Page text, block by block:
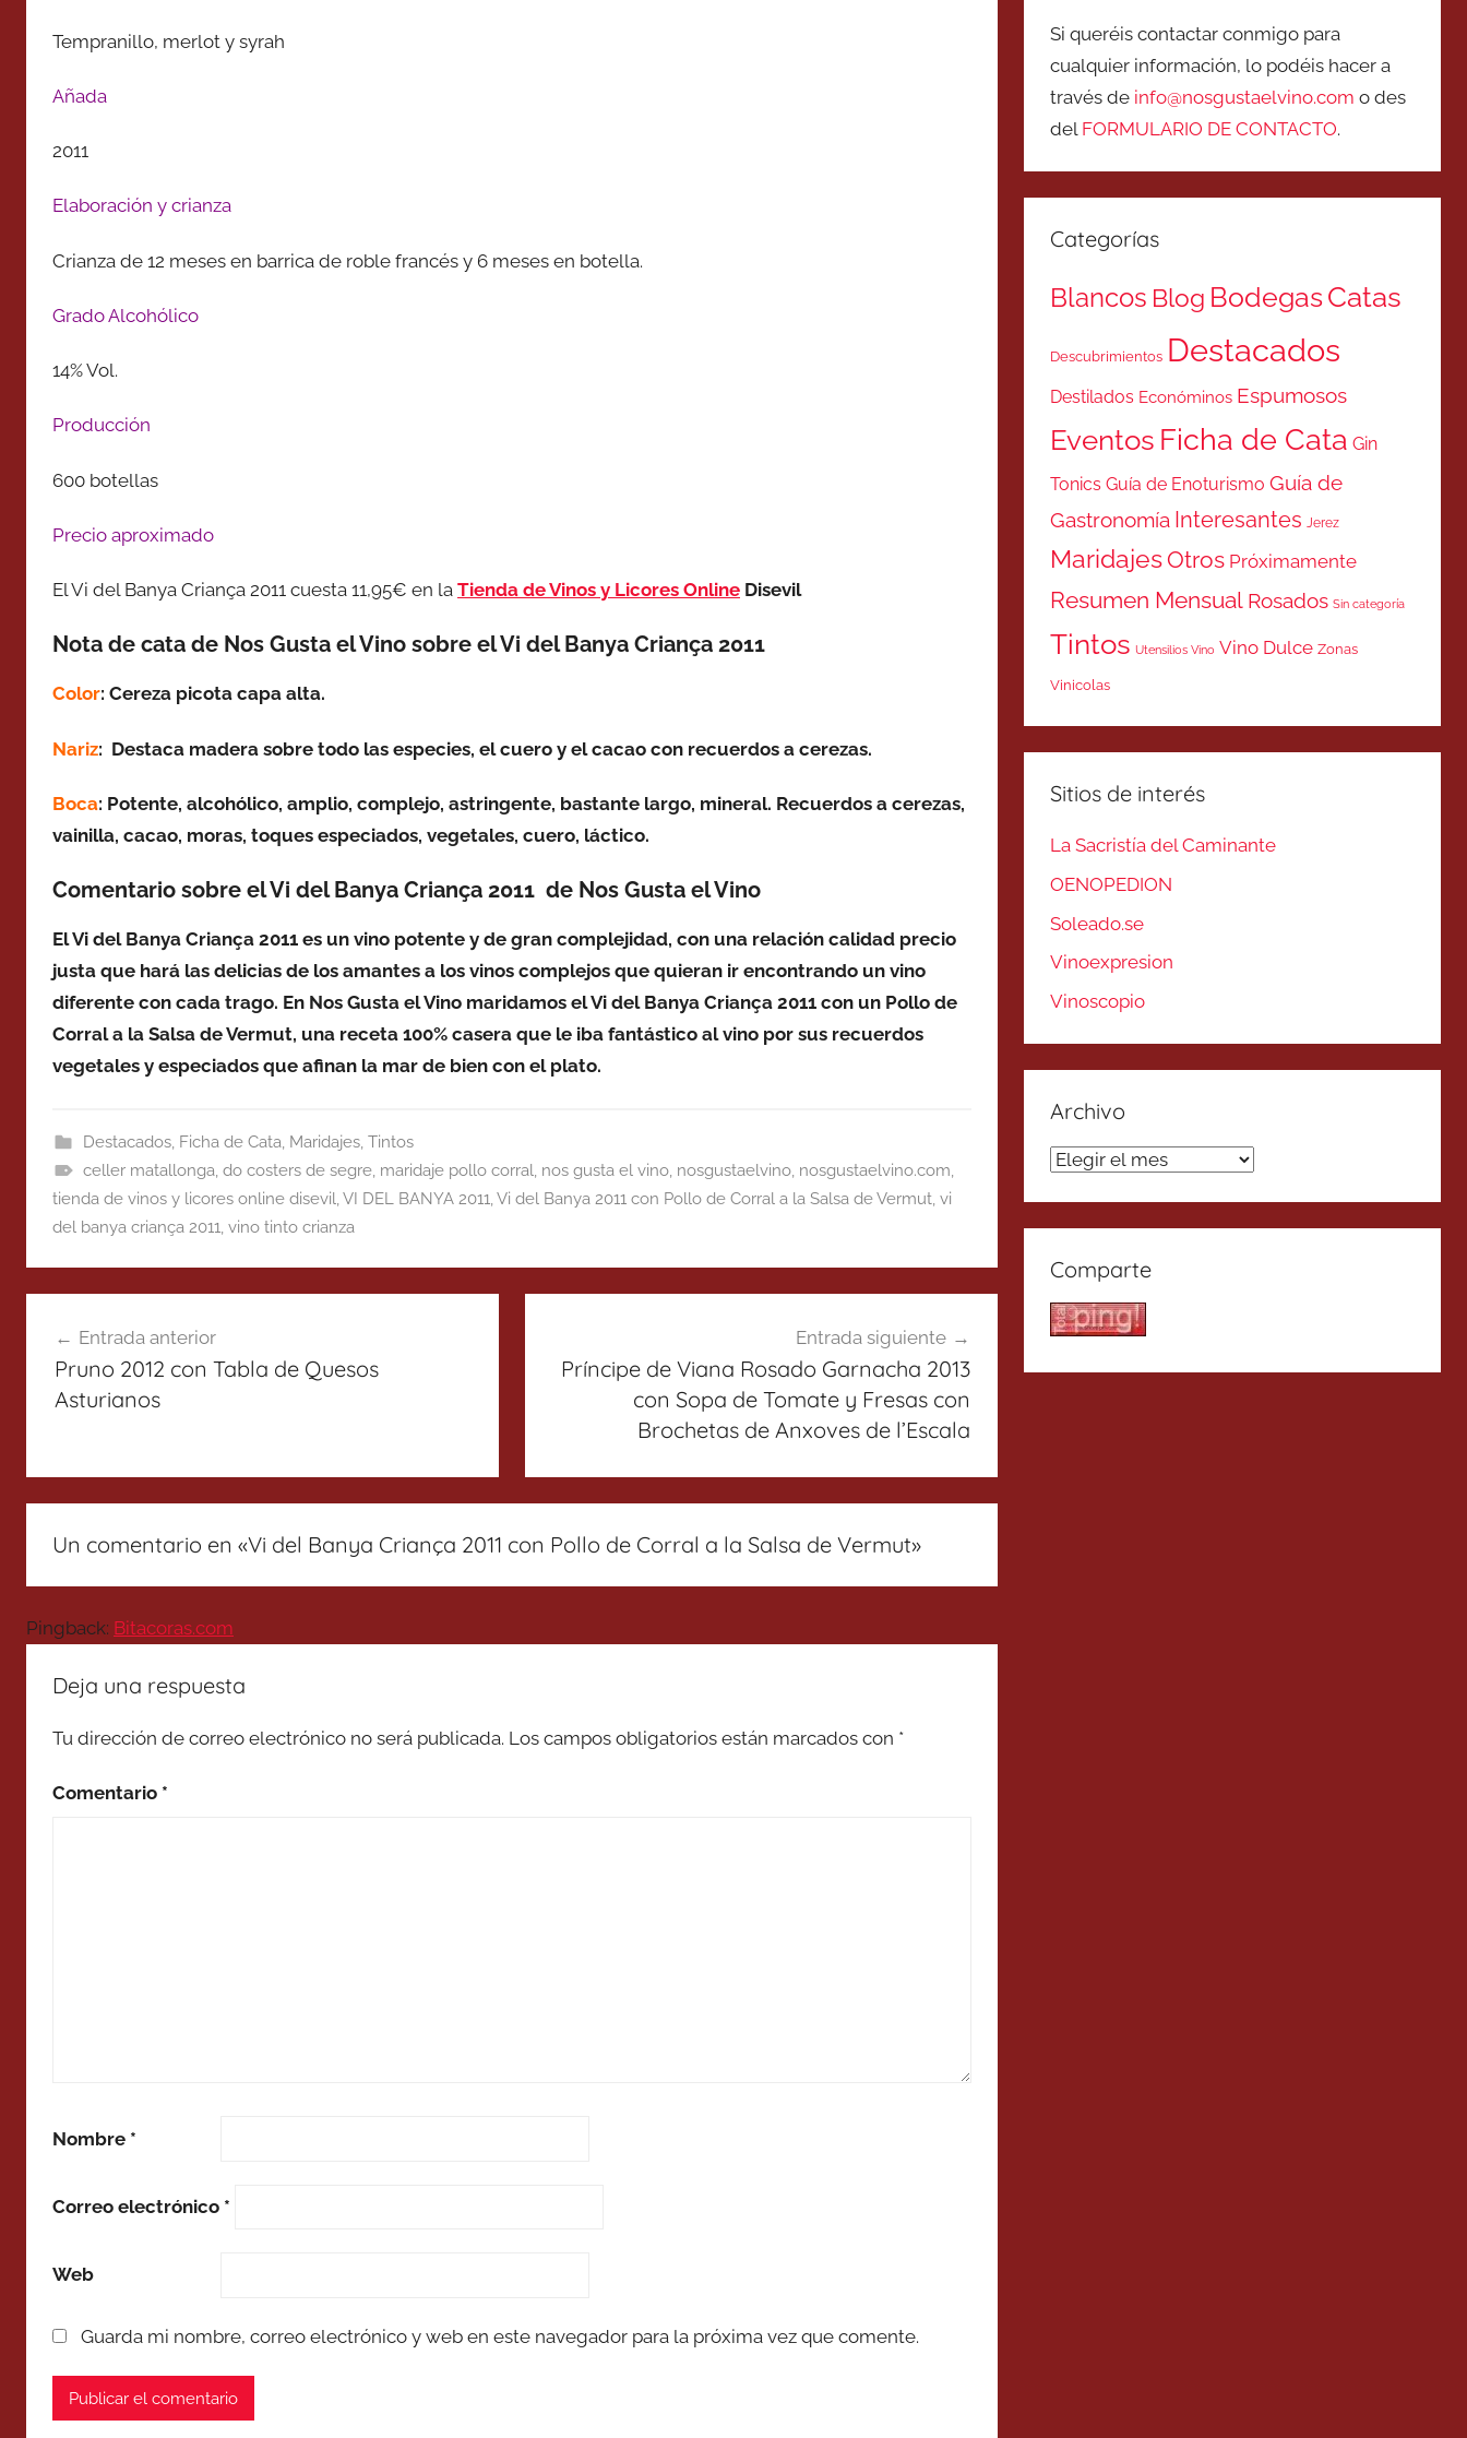
Tempranillo, merlot y syrah
Añada
2011
Elaboración y crianza
Crianza de 12 meses en barrica de roble francés y 6 meses en botella.
Grado Alcohólico
14% Vol.
Producción
600 botellas
Precio aproximado
El Vi del Banya Criança 2011 cuesta 11,95€ en la Tienda de Vinos y Licores Online Disevil
Nota de cata de Nos Gusta el Vino sobre el Vi del Banya Criança 2011
Color: Cereza picota capa alta.
Nariz: Destaca madera sobre todo las especies, el cuero y el cacao con recuerdos a cerezas.
Boca: Potente, alcohólico, amplio, complejo, astringente, bastante largo, mineral. Recuerdos a cerezas,
vainilla, cacao, moras, toques especiados, vegetales, cuero, láctico.
Comentario sobre el Vi del Banya Criança 2011 de Nos Gusta el Vino
El Vi del Banya Criança 2011 es un vino potente y de gran complejidad, con una relación calidad precio
justa que hará las delicias de los amantes a los vinos complejos que quieran ir encontrando un vino
diferente con cada trago. En Nos Gusta el Vino maridamos el Vi del Banya Criança 2011 con un Pollo de
Corral a la Salsa de Vermut, una receta 100% casera que le iba fantástico al vino por sus recuerdos
vegetales y especiados que afinan la mar de bien con el plato.
Destacados, Ficha de Cata, Maridajes, Tintos
celler matallonga, do costers de segre, maridaje pollo corral, nos gusta el vino, nosgustaelvino, nosgustaelvino.com,
tienda de vinos y licores online disevil,VI DEL BANYA 2011,Vi del Banya 2011 con Pollo de Corral a la Salsa de Vermut, vi
del banya criança 2011, vino tinto crianza
de
entradas
Entrada anterior
Pruno 2012 con Tabla de Quesos
Asturianos
Entrada siguiente
Príncipe de Viana Rosado Garnacha 2013
con Sopa de Tomate y Fresas con
Brochetas de Anxoves de l’Escala
Un comentario en «Vi del Banya Criança 2011 con Pollo de Corral a la Salsa de Vermut»
Pingback: Bitacoras.com
Deja una respuesta
Tu dirección de correo electrónico no será publicada. Los campos obligatorios están marcados con *
Comentario *
Nombre *
Correo electrónico *
Web
Guarda mi nombre, correo electrónico y web en este navegador para la próxima vez que comente.
Si queréis contactar conmigo para
cualquier información, lo podéis hacer a
través de info@nosgustaelvino.com o des
del FORMULARIO DE CONTACTO.
Categorías
Blancos Blog BodegasCatas
Descubrimientos Destacados
Destilados Económinos Espumosos
Eventos Ficha de Cata Gin
Tonics Guía de Enoturismo Guía de
Gastronomía Interesantes Jerez
MaridajesOtros Próximamente
Resumen Mensual Rosados Sin categoría
Tintos Utensilios Vino Vino Dulce Zonas
Vinicolas
Sitios de interés
La Sacristía del Caminante
OENOPEDION
Soleado.se
Vinoexpresion
Vinoscopio
Archivo
Archivo
Comparte